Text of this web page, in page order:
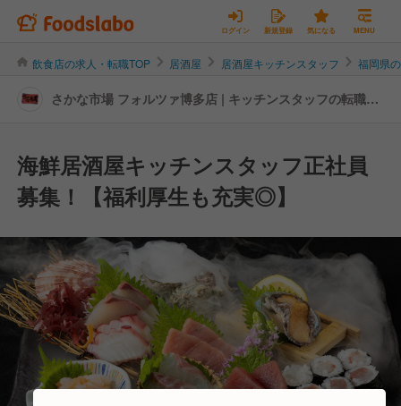
ログイン 新規登録 気になる MENU
飲食店の求人・転職TOP 居酒屋 居酒屋キッチンスタッフ 福岡県
さかな市場 フォルツァ博多店 | キッチンスタッフの転職・
海鮮居酒屋キッチンスタッフ正社員
募集！【福利厚生も充実◎】